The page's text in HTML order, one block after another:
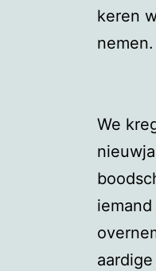
keren
nemen.
We